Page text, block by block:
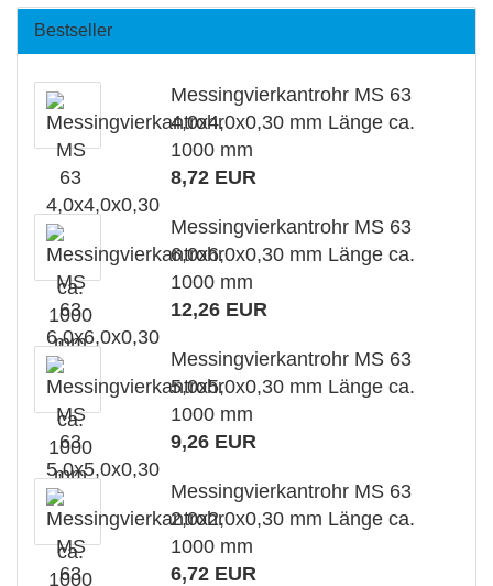
Bestseller
Messingvierkantrohr MS 63
4,0x4,0x0,30 mm Länge ca.
1000 mm
8,72 EUR
Messingvierkantrohr MS 63
6,0x6,0x0,30 mm Länge ca.
1000 mm
12,26 EUR
Messingvierkantrohr MS 63
5,0x5,0x0,30 mm Länge ca.
1000 mm
9,26 EUR
Messingvierkantrohr MS 63
2,0x2,0x0,30 mm Länge ca.
1000 mm
6,72 EUR